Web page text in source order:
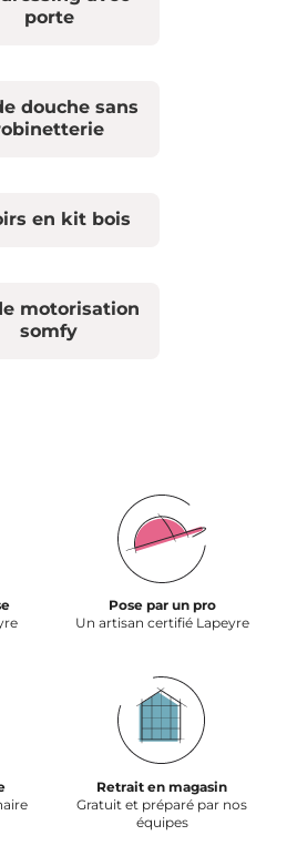
porte
douche sans
en kit bois
motorisation
somfy
Pose par un pro
Un artisan certifié Lapeyre
Retrait en magasin
Gratuit et préparé par nos
équipes